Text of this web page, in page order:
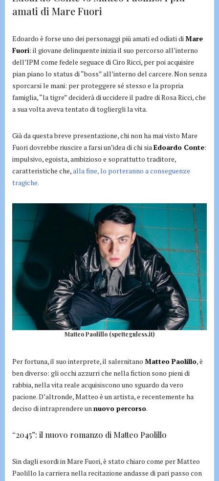
amati di Mare Fuori
Edoardo è forse uno dei personaggi più amati ed odiati diMare
Fuori: il giovane delinquente inizia il suo percorso all’interno
dell’IPM come fedele seguace di Ciro Ricci, per poi acquisire
pian piano lo status di “boss” all’interno del carcere. Non senza
sporcarsi le mani: per proteggere sé stesso e la propria
famiglia, “la tigre” deciderà di uccidere il padre di Rosa Ricci, che
a sua volta aveva tentato di togliergli la vita.
Già da questa breve presentazione, chi non ha mai visto Mare
Fuori dovrebbe riuscire a farsi un’idea di chi siaEdoardo Conte:
impulsivo, egoista, ambizioso e soprattutto traditore,
caratteristiche che,alla fine, lo porteranno a conseguenze
tragiche.
Matteo Paolillo (spetteguless.it)
Per fortuna, il suo interprete, il salernitano Matteo Paolillo, è
ben diverso: gli occhi azzurri che nella fiction sono pieni di
rabbia, nella vita reale acquisiscono uno sguardo da vero
pacione. D’altronde, Matteo è un artista, e recentemente ha
deciso di intraprendere un nuovo percorso.
“2045”: il nuovo romanzo di Matteo Paolillo
Sin dagli esordi in Mare Fuori, è stato chiaro come per Matteo
Paolillo la carriera nella recitazione andasse di pari passo con